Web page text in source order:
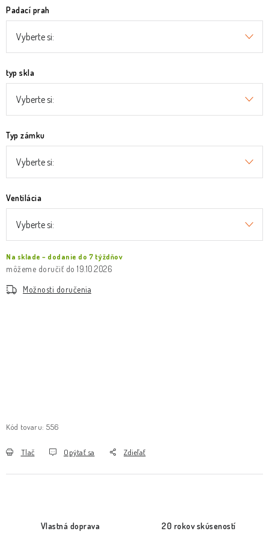
Padací prah
typ skla
Typ zámku
Ventilácia
Na sklade – dodanie do 7 týždňov
19.10.2026
Možnosti doručenia
Kód tovaru: 556
Tlač Opýtať sa Zdieľať
Vlastná doprava 20 rokov skúseností